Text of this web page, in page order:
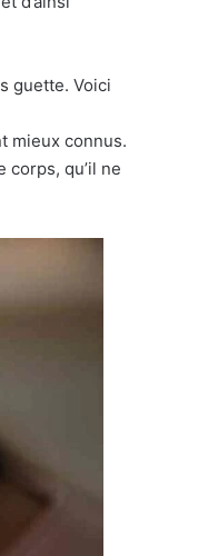
guette. Voici
mieux connus.
qu’il ne